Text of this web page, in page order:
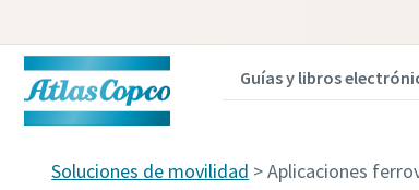
Guías y libros
Soluciones de movilidad > Aplicaciones